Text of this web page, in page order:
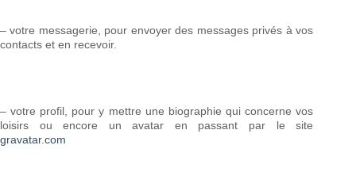
– votre messagerie, pour envoyer des messages privés à vos
contacts et en recevoir.
– votre profil, pour y mettre une biographie qui concerne vos
loisirs ou encore un avatar en passant par le site
gravatar.com